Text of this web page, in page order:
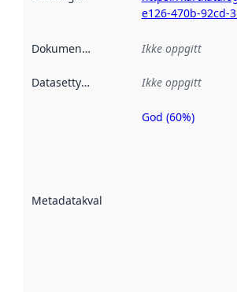
e126-470b-92cd-
Dokumentasjon Ikke oppgitt
Datasettype Ikke oppgitt
Metadatakvalitet
Metadatakvalitet
God (60%)